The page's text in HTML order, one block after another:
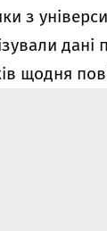
з
дані
щодня